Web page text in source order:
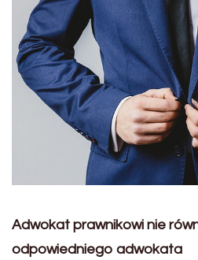
Adwokat prawnikowi nie
odpowiedniego adwokata